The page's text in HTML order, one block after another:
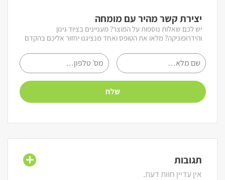
יצירת קשר מהיר עם מומחה
יש לכם שאלות נוספות על המוצר? מעניינים בציוד גינון
והידרופוניקה? מלאו את הטופס ואחד מנציגנו יחזור אליכם בהקדם
תגובות
אין עדיין חוות דעת.